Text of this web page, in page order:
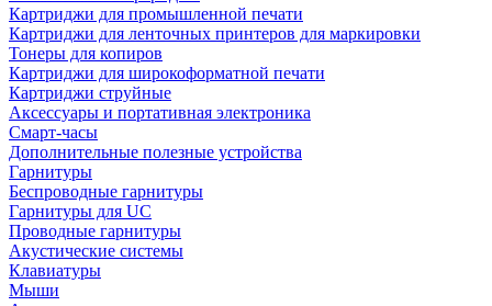
Картриджи для промышленной печати
Картриджи для ленточных принтеров для маркировки
Тонеры для копиров
Картриджи для широкоформатной печати
Картриджи струйные
Аксессуары и портативная электроника
Смарт-часы
Дополнительные полезные устройства
Гарнитуры
Беспроводные гарнитуры
Гарнитуры для UC
Проводные гарнитуры
Акустические системы
Клавиатуры
Мыши